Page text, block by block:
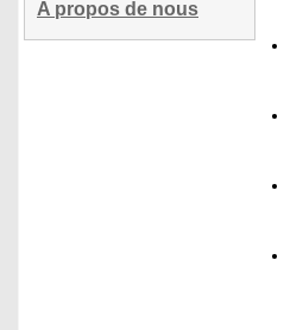
A propos de nous